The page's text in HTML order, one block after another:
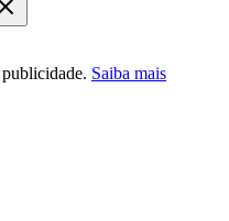
Saiba mais